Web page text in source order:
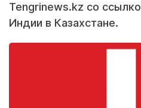
Tengrinews.kz со
Индии в Казахстане.